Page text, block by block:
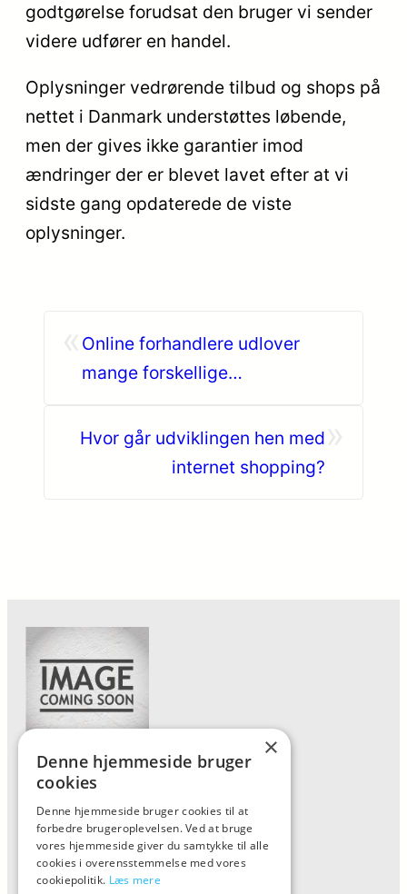
godtgørelse forudsat den bruger vi sender
videre udfører en handel.
Oplysninger vedrørende tilbud og shops på
nettet i Danmark understøttes løbende,
men der gives ikke garantier imod
ændringer der er blevet lavet efter at vi
sidste gang opdaterede de viste
oplysninger.
Online forhandlere udlover
mange forskellige
Hvor går udviklingen hen med
internet shopping?
Forside
Vis alle produkter
Kontakt
Oversigt artikler
×
Denne hjemmeside bruger
cookies
Denne hjemmeside bruger cookies til at
forbedre brugeroplevelsen. Ved at bruge
vores hjemmeside giver du samtykke til alle
cookies i overensstemmelse med vores
cookiepolitik. Læs mere